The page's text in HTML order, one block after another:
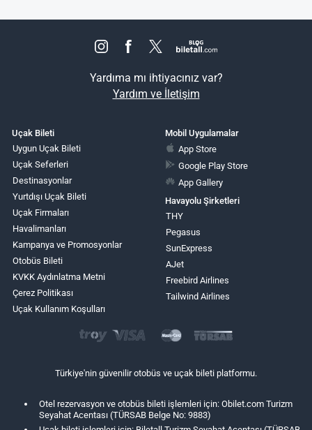
Yardıma mı ihtiyacınız var?
Yardım ve İletişim
Uçak Bileti
Uygun Uçak Bileti
Uçak Seferleri
Destinasyonlar
Yurtdışı Uçak Bileti
Uçak Firmaları
Havalimanları
Kampanya ve Promosyonlar
Otobüs Bileti
KVKK Aydınlatma Metni
Çerez Politikası
Uçak Kullanım Koşulları
Mobil Uygulamalar
App Store
Google Play Store
App Gallery
Havayolu Şirketleri
THY
Pegasus
SunExpress
AJet
Freebird Airlines
Tailwind Airlines
Türkiye'nin güvenilir otobüs ve uçak bileti platformu.
Otel rezervasyon ve otobüs bileti işlemleri için: Obilet.com Turizm
Seyahat Acentası (TÜRSAB Belge No: 9883)